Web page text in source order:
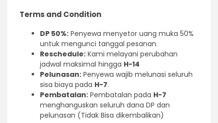
Terms and Condition
DP 50%: Penyewa menyetor uang muka 50%
untuk mengunci tanggal pesanan.
Reschedule: Kami melayani perubahan
jadwal maksimal hingga H-14
Pelunasan: Penyewa wajib melunasi seluruh
sisa biaya pada H-7.
Pembatalan: Pembatalan pada H-7
menghanguskan seluruh dana DP dan
pelunasan (Tidak Bisa dikembalikan)